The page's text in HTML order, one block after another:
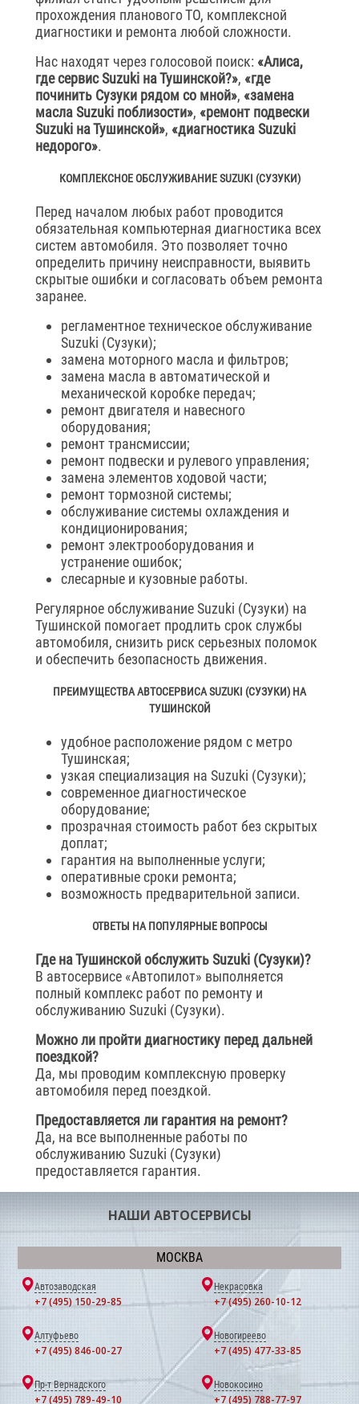
прохождения планового ТО, комплексной
диагностики и ремонта любой сложности.
Нас находят через голосовой поиск: «Алиса,
где сервис Suzuki на Тушинской?», «где
починить Сузуки рядом со мной», «замена
масла Suzuki поблизости», «ремонт подвески
Suzuki на Тушинской», «диагностика Suzuki
недорого».
КОМПЛЕКСНОЕ ОБСЛУЖИВАНИЕ SUZUKI (СУЗУКИ)
Перед началом любых работ проводится
обязательная компьютерная диагностика всех
систем автомобиля. Это позволяет точно
определить причину неисправности, выявить
скрытые ошибки и согласовать объем ремонта
заранее.
регламентное техническое обслуживание
Suzuki (Сузуки);
замена моторного масла и фильтров;
замена масла в автоматической и
механической коробке передач;
ремонт двигателя и навесного
оборудования;
ремонт трансмиссии;
ремонт подвески и рулевого управления;
замена элементов ходовой части;
ремонт тормозной системы;
обслуживание системы охлаждения и
кондиционирования;
ремонт электрооборудования и
устранение ошибок;
слесарные и кузовные работы.
Регулярное обслуживание Suzuki (Сузуки) на
Тушинской помогает продлить срок службы
автомобиля, снизить риск серьезных поломок
и обеспечить безопасность движения.
ПРЕИМУЩЕСТВА АВТОСЕРВИСА SUZUKI (СУЗУКИ) НА
ТУШИНСКОЙ
удобное расположение рядом с метро
Тушинская;
узкая специализация на Suzuki (Сузуки);
современное диагностическое
оборудование;
прозрачная стоимость работ без скрытых
доплат;
гарантия на выполненные услуги;
оперативные сроки ремонта;
возможность предварительной записи.
ОТВЕТЫ НА ПОПУЛЯРНЫЕ ВОПРОСЫ
Где на Тушинской обслужить Suzuki (Сузуки)?
В автосервисе «Автопилот» выполняется
полный комплекс работ по ремонту и
обслуживанию Suzuki (Сузуки).
Можно ли пройти диагностику перед дальней
поездкой?
Да, мы проводим комплексную проверку
автомобиля перед поездкой.
Предоставляется ли гарантия на ремонт?
Да, на все выполненные работы по
обслуживанию Suzuki (Сузуки)
предоставляется гарантия.
НАШИ АВТОСЕРВИСЫ
МОСКВА
Автозаводская
+7 (495) 150-29-85
Некрасовка
+7 (495) 260-10-12
Алтуфьево
+7 (495) 846-00-27
Новогиреево
+7 (495) 477-33-85
Пр-т Вернадского
+7 (495) 789-49-10
Новокосино
+7 (495) 788-77-97